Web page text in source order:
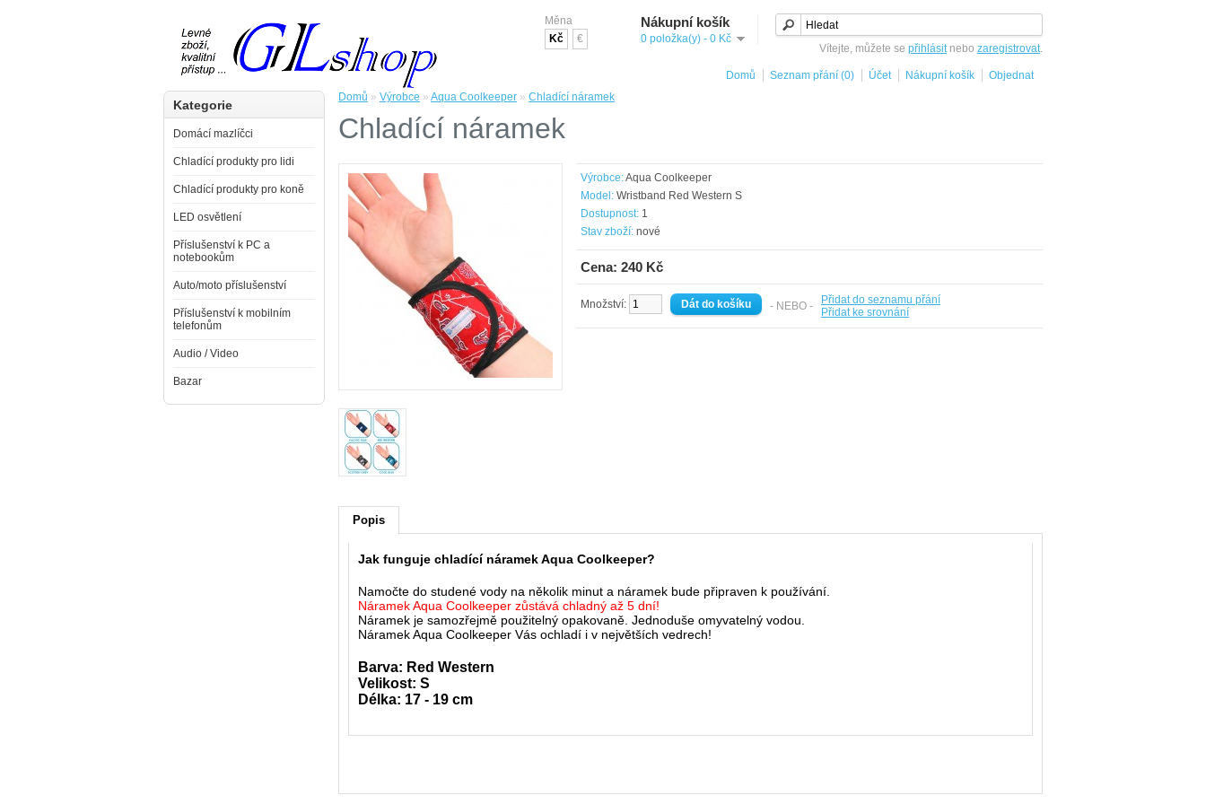
Měna
Kč
€
Nákupní košík
0 položka(y) - 0 Kč
Vítejte, můžete se přihlásitnebo zaregistrovat.
Domů Seznam přání (0) Účet Nákupní košík Objednat
Kategorie
Domácí mazlíčci
Chladící produkty pro lidi
Chladící produkty pro koně
LED osvětlení
Příslušenství k PC a
notebookům
Auto/moto příslušenství
Příslušenství k mobilním
telefonům
Audio / Video
Bazar
Domů » Výrobce » Aqua Coolkeeper » Chladící náramek
Chladící náramek
Výrobce:Aqua Coolkeeper
Model: Wristband Red Western S
Dostupnost: 1
Stav zboží: nové
Cena: 240 Kč
Množství: - NEBO -
Přidat do seznamu přání
Přidat ke srovnání
Popis
Jak funguje chladící náramek Aqua Coolkeeper?
Namočte do studené vody na několik minut a náramek bude připraven k používání.
Náramek Aqua Coolkeeper zůstává chladný až 5 dní!
Náramek je samozřejmě použitelný opakovaně. Jednoduše omyvatelný vodou.
Náramek Aqua Coolkeeper Vás ochladí i v největších vedrech!
Barva: Red Western
Velikost: S
Délka: 17 - 19 cm